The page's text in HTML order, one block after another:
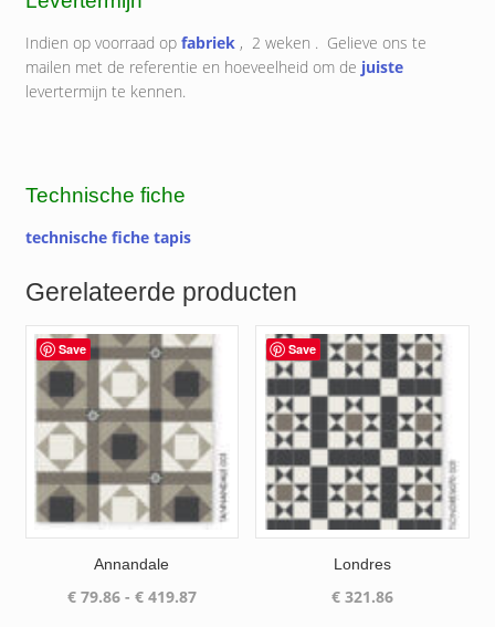
Indien op voorraad op fabriek, 2 weken . Gelieve ons te
mailen met de referentie en hoeveelheid om de juiste
levertermijn te kennen.
Technische fiche
technische fiche tapis
Gerelateerde producten
Save
Annandale
€79.86 - €419.87Prijsklasse:
Save
Londres
€321.86